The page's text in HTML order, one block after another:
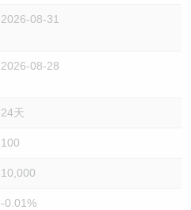
2026-08-31
2026-08-28
24天
100
10,000
-0.01%